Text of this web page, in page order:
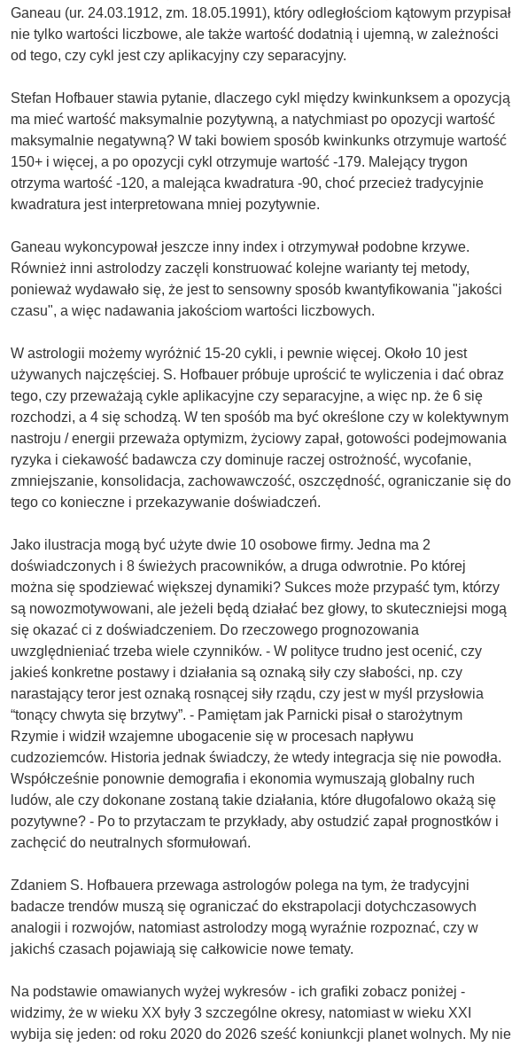
Ganeau (ur. 24.03.1912, zm. 18.05.1991), który odległościom kątowym przypisał
nie tylko wartości liczbowe, ale także wartość dodatnią i ujemną, w zależności
od tego, czy cykl jest czy aplikacyjny czy separacyjny.
Stefan Hofbauer stawia pytanie, dlaczego cykl między kwinkunksem a opozycją
ma mieć wartość maksymalnie pozytywną, a natychmiast po opozycji wartość
maksymalnie negatywną? W taki bowiem sposób kwinkunks otrzymuje wartość
150+ i więcej, a po opozycji cykl otrzymuje wartość -179. Malejący trygon
otrzyma wartość -120, a malejąca kwadratura -90, choć przecież tradycyjnie
kwadratura jest interpretowana mniej pozytywnie.
Ganeau wykoncypował jeszcze inny index i otrzymywał podobne krzywe.
Również inni astrolodzy zaczęli konstruować kolejne warianty tej metody,
ponieważ wydawało się, że jest to sensowny sposób kwantyfikowania "jakości
czasu", a więc nadawania jakościom wartości liczbowych.
W astrologii możemy wyróżnić 15-20 cykli, i pewnie więcej. Około 10 jest
używanych najczęściej. S. Hofbauer próbuje uprościć te wyliczenia i dać obraz
tego, czy przeważają cykle aplikacyjne czy separacyjne, a więc np. że 6 się
rozchodzi, a 4 się schodzą. W ten spośób ma być określone czy w kolektywnym
nastroju / energii przeważa optymizm, życiowy zapał, gotowości podejmowania
ryzyka i ciekawość badawcza czy dominuje raczej ostrożność, wycofanie,
zmniejszanie, konsolidacja, zachowawczość, oszczędność, ograniczanie się do
tego co konieczne i przekazywanie doświadczeń.
Jako ilustracja mogą być użyte dwie 10 osobowe firmy. Jedna ma 2
doświadczonych i 8 świeżych pracowników, a druga odwrotnie. Po której
można się spodziewać większej dynamiki? Sukces może przypaść tym, którzy
są nowozmotywowani, ale jeżeli będą działać bez głowy, to skuteczniejsi mogą
się okazać ci z doświadczeniem. Do rzeczowego prognozowania
uwzględnieniać trzeba wiele czynników. - W polityce trudno jest ocenić, czy
jakieś konkretne postawy i działania są oznaką siły czy słabości, np. czy
narastający teror jest oznaką rosnącej siły rządu, czy jest w myśl przysłowia
“tonący chwyta się brzytwy”. - Pamiętam jak Parnicki pisał o starożytnym
Rzymie i widził wzajemne ubogacenie się w procesach napływu
cudzoziemców. Historia jednak świadczy, że wtedy integracja się nie powodła.
Współcześnie ponownie demografia i ekonomia wymuszają globalny ruch
ludów, ale czy dokonane zostaną takie działania, które długofalowo okażą się
pozytywne? - Po to przytaczam te przykłady, aby ostudzić zapał prognostków i
zachęcić do neutralnych sformułowań.
Zdaniem S. Hofbauera przewaga astrologów polega na tym, że tradycyjni
badacze trendów muszą się ograniczać do ekstrapolacji dotychczasowych
analogii i rozwojów, natomiast astrolodzy mogą wyraźnie rozpoznać, czy w
jakichś czasach pojawiają się całkowicie nowe tematy.
Na podstawie omawianych wyżej wykresów - ich grafiki zobacz poniżej -
widzimy, że w wieku XX były 3 szczególne okresy, natomiast w wieku XXI
wybija się jeden: od roku 2020 do 2026 sześć koniunkcji planet wolnych. My nie